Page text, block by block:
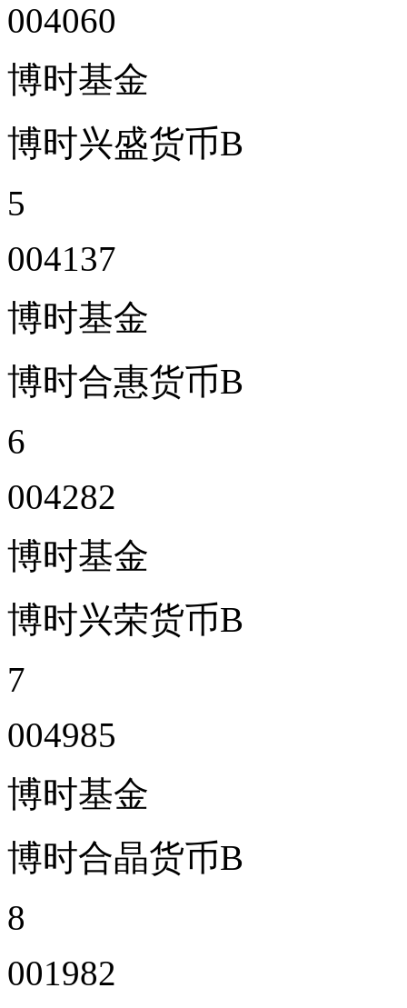
004060
博时基金
博时兴盛货币B
5
004137
博时基金
博时合惠货币B
6
004282
博时基金
博时兴荣货币B
7
004985
博时基金
博时合晶货币B
8
001982